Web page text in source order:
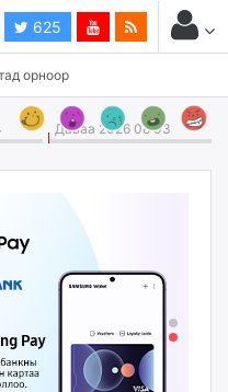
625
орноор
Даваа 2026 08 03